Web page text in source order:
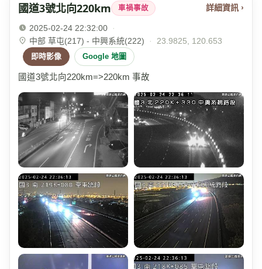
國道3號北向220km 車禍事故 詳細資訊 ›
2025-02-24 22:32:00
·
中部 草屯(217) - 中興系統(222)
· 23.9825, 120.653
即時影像 Google 地圖
國道3號北向220km=>220km 事故